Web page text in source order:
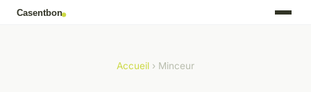
Accueil › Minceur